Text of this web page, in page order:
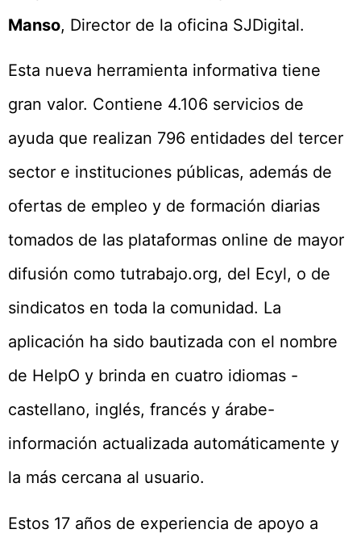
Manso, Director de la oficina SJDigital.
Esta nueva herramienta informativa tiene
gran valor. Contiene 4.106 servicios de
ayuda que realizan 796 entidades del tercer
sector e instituciones públicas, además de
ofertas de empleo y de formación diarias
tomados de las plataformas online de mayor
difusión como tutrabajo.org, del Ecyl, o de
sindicatos en toda la comunidad. La
aplicación ha sido bautizada con el nombre
de HelpO y brinda en cuatro idiomas -
castellano, inglés, francés y árabe-
información actualizada automáticamente y
la más cercana al usuario.
Estos 17 años de experiencia de apoyo a